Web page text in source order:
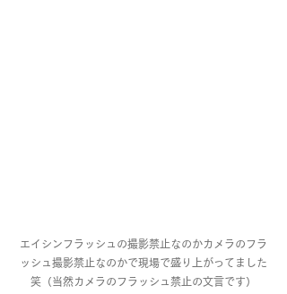
エイシンフラッシュの撮影禁止なのかカメラのフラ
ッシュ撮影禁止なのかで現場で盛り上がってました
笑（当然カメラのフラッシュ禁止の文言です）